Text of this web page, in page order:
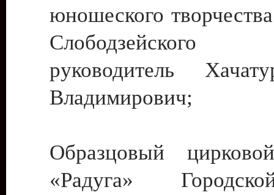
юношеского
руководитель
Владимирович;
Образцовый
«Радуга»